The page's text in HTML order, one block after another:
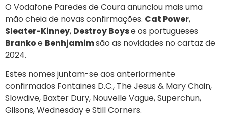
O Vodafone Paredes de Coura anunciou mais uma
mão cheia de novas confirmações. Cat Power,
Sleater-Kinney, Destroy Boyse os portugueses
Brankoe Benhjamimsão as novidades no cartaz de
2024.
Estes nomes juntam-se aos anteriormente
confirmados Fontaines D.C., The Jesus & Mary Chain,
Slowdive, Baxter Dury, Nouvelle Vague, Superchun,
Gilsons, Wednesday e Still Corners.